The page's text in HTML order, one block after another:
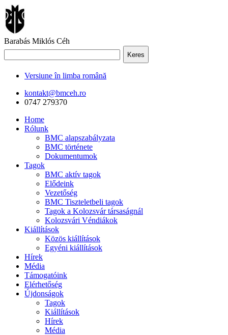
Barabás Miklós Céh
Keres
Versiune în limba română
kontakt@bmceh.ro
0747 279370
Home
Rólunk
BMC alapszabályzata
BMC története
Dokumentumok
Tagok
BMC aktív tagok
Elődeink
Vezetőség
BMC Tiszteletbeli tagok
Tagok a Kolozsvár társaságnál
Kolozsvári Véndiákok
Kiállítások
Közös kiállítások
Egyéni kiállítások
Hírek
Média
Támogatóink
Elérhetőség
Újdonságok
Tagok
Kiállítások
Hírek
Média